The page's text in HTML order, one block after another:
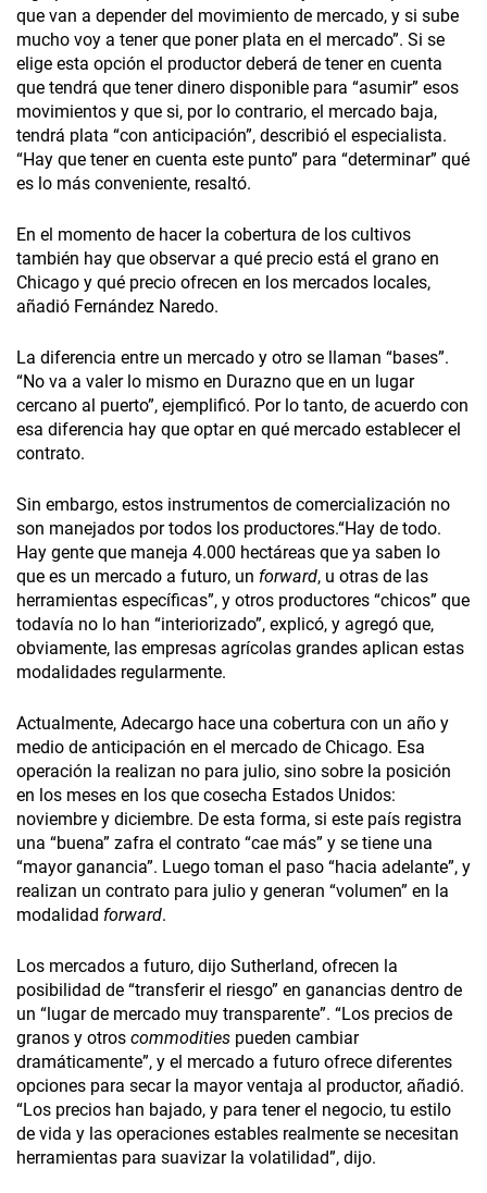
que van a depender del movimiento de mercado, y si sube
mucho voy a tener que poner plata en el mercado”. Si se
elige esta opción el productor deberá de tener en cuenta
que tendrá que tener dinero disponible para “asumir” esos
movimientos y que si, por lo contrario, el mercado baja,
tendrá plata “con anticipación”, describió el especialista.
“Hay que tener en cuenta este punto” para “determinar” qué
es lo más conveniente, resaltó.
En el momento de hacer la cobertura de los cultivos
también hay que observar a qué precio está el grano en
Chicago y qué precio ofrecen en los mercados locales,
añadió Fernández Naredo.
La diferencia entre un mercado y otro se llaman “bases”.
“No va a valer lo mismo en Durazno que en un lugar
cercano al puerto”, ejemplificó. Por lo tanto, de acuerdo con
esa diferencia hay que optar en qué mercado establecer el
contrato.
Sin embargo, estos instrumentos de comercialización no
son manejados por todos los productores.“Hay de todo.
Hay gente que maneja 4.000 hectáreas que ya saben lo
que es un mercado a futuro, un forward, u otras de las
herramientas específicas”, y otros productores “chicos” que
todavía no lo han “interiorizado”, explicó, y agregó que,
obviamente, las empresas agrícolas grandes aplican estas
modalidades regularmente.
Actualmente, Adecargo hace una cobertura con un año y
medio de anticipación en el mercado de Chicago. Esa
operación la realizan no para julio, sino sobre la posición
en los meses en los que cosecha Estados Unidos:
noviembre y diciembre. De esta forma, si este país registra
una “buena” zafra el contrato “cae más” y se tiene una
“mayor ganancia”. Luego toman el paso “hacia adelante”, y
realizan un contrato para julio y generan “volumen” en la
modalidad forward.
Los mercados a futuro, dijo Sutherland, ofrecen la
posibilidad de “transferir el riesgo” en ganancias dentro de
un “lugar de mercado muy transparente”. “Los precios de
granos y otros commodities pueden cambiar
dramáticamente”, y el mercado a futuro ofrece diferentes
opciones para secar la mayor ventaja al productor, añadió.
“Los precios han bajado, y para tener el negocio, tu estilo
de vida y las operaciones estables realmente se necesitan
herramientas para suavizar la volatilidad”, dijo.